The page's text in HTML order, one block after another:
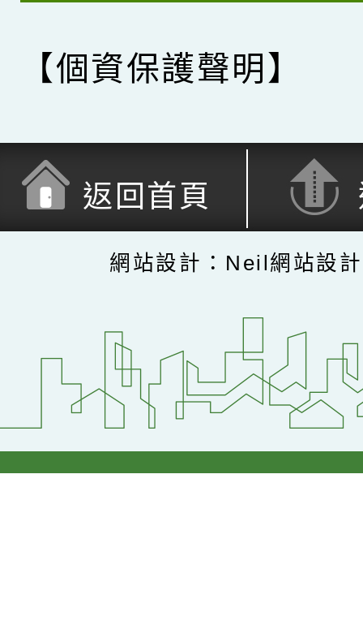
【個資保護聲明】
返回首頁
網站設計：Neil網站設